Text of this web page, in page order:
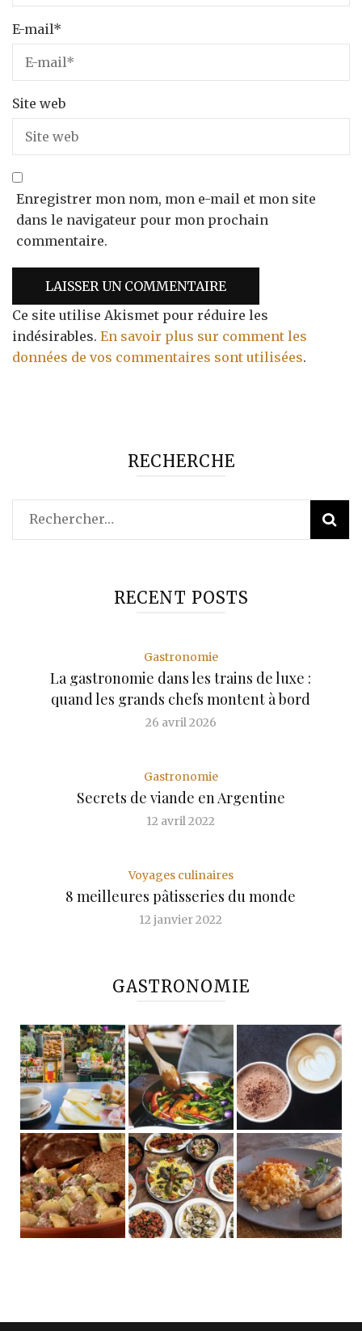
E-mail*
Site web
Enregistrer mon nom, mon e-mail et mon site
dans le navigateur pour mon prochain
commentaire.
Ce site utilise Akismet pour réduire les
indésirables. En savoir plus sur comment les
données de vos commentaires sont utilisées.
RECHERCHE
Rechercher :
RECENT POSTS
Gastronomie
La gastronomie dans les trains de luxe :
quand les grands chefs montent à bord
26 avril 2026
Gastronomie
Secrets de viande en Argentine
12 avril 2022
Voyages culinaires
8 meilleures pâtisseries du monde
12 janvier 2022
GASTRONOMIE